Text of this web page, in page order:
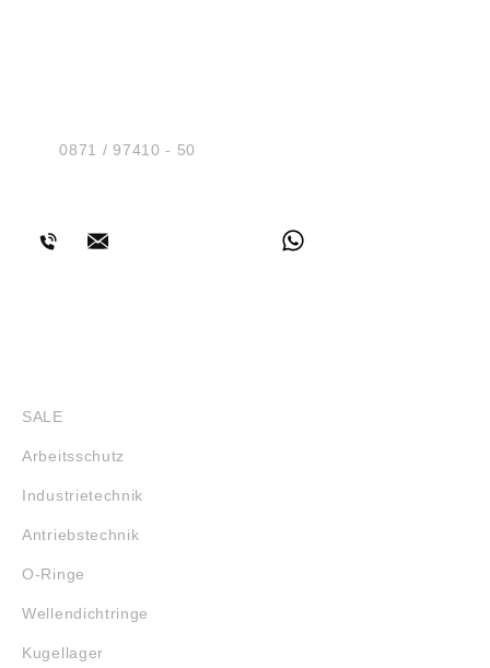
Tel.:0871 / 97410 - 50
SALE
Arbeitsschutz
Industrietechnik
Antriebstechnik
O-Ringe
Wellendichtringe
Kugellager